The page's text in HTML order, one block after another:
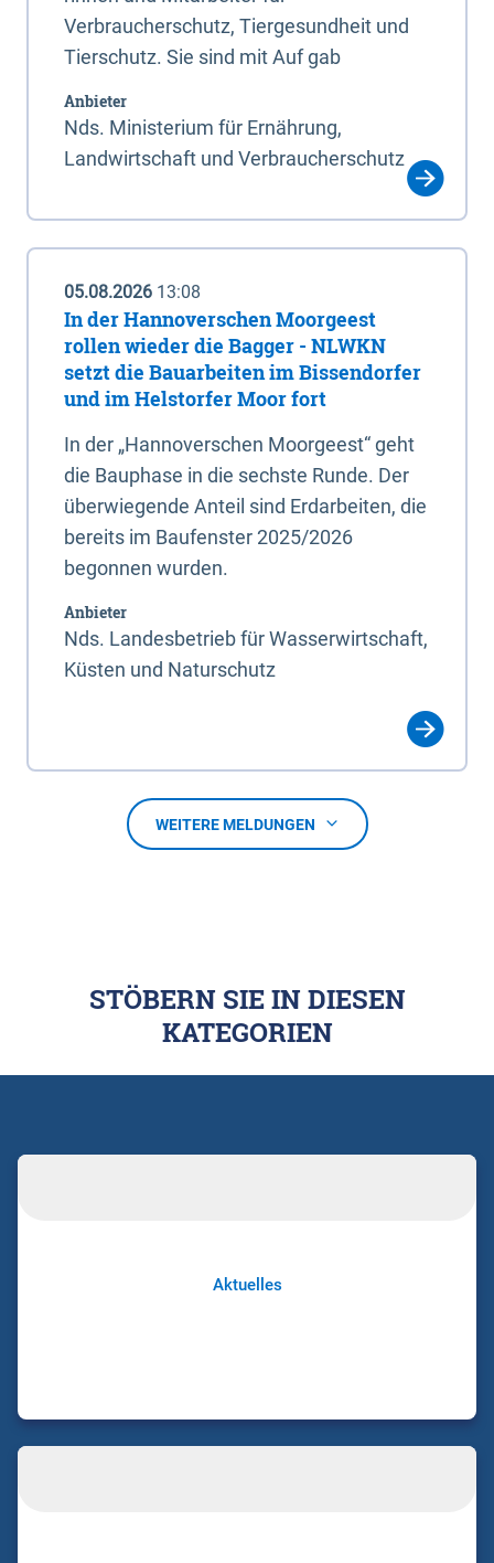
Verbraucherschutz, Tiergesundheit und
Tierschutz. Sie sind mit Auf gab
Anbieter
Nds. Ministerium für Ernährung,
Landwirtschaft und Verbraucherschutz
05.08.2026 13:08
In der Hannoverschen Moorgeest
rollen wieder die Bagger - NLWKN
setzt die Bauarbeiten im Bissendorfer
und im Helstorfer Moor fort
In der „Hannoverschen Moorgeest“ geht
die Bauphase in die sechste Runde. Der
überwiegende Anteil sind Erdarbeiten, die
bereits im Baufenster 2025/2026
begonnen wurden.
Anbieter
Nds. Landesbetrieb für Wasserwirtschaft,
Küsten und Naturschutz
WEITERE MELDUNGEN
STÖBERN SIE IN DIESEN
KATEGORIEN
Aktuelles